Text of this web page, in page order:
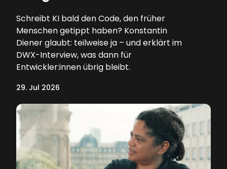
Schreibt KI bald den Code, den früher
Menschen getippt haben? Konstantin
Diener glaubt: teilweise ja – und erklärt im
DWX-Interview, was dann für
Entwickler:innen übrig bleibt.
29. Jul 2026